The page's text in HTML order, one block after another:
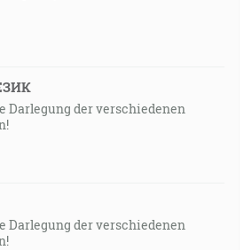
Darlegung der verschiedenen
Darlegung der verschiedenen